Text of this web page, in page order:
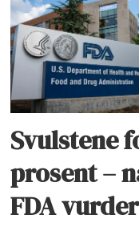
Svulstene
prosent –
FDA